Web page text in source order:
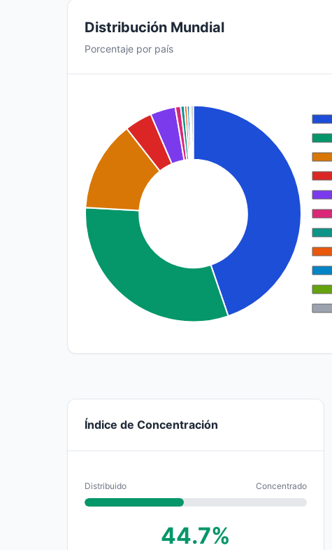
Distribución Mundial
Porcentaje por país
Índice de Concentración
Distribuido Concentrado
44.7%